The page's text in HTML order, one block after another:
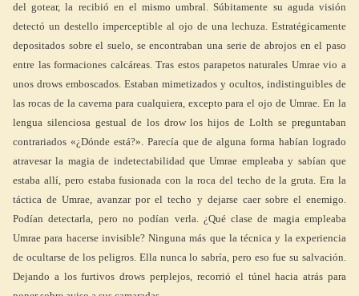
del gotear, la recibió en el mismo umbral. Súbitamente su aguda visión
detectó un destello imperceptible al ojo de una lechuza. Estratégicamente
depositados sobre el suelo, se encontraban una serie de abrojos en el paso
entre las formaciones calcáreas. Tras estos parapetos naturales Umrae vio a
unos drows emboscados. Estaban mimetizados y ocultos, indistinguibles de
las rocas de la caverna para cualquiera, excepto para el ojo de Umrae. En la
lengua silenciosa gestual de los drow los hijos de Lolth se preguntaban
contrariados «¿Dónde está?». Parecía que de alguna forma habían logrado
atravesar la magia de indetectabilidad que Umrae empleaba y sabían que
estaba allí, pero estaba fusionada con la roca del techo de la gruta. Era la
táctica de Umrae, avanzar por el techo y dejarse caer sobre el enemigo.
Podían detectarla, pero no podían verla. ¿Qué clase de magia empleaba
Umrae para hacerse invisible? Ninguna más que la técnica y la experiencia
de ocultarse de los peligros. Ella nunca lo sabría, pero eso fue su salvación.
Dejando a los furtivos drows perplejos, recorrió el túnel hacia atrás para